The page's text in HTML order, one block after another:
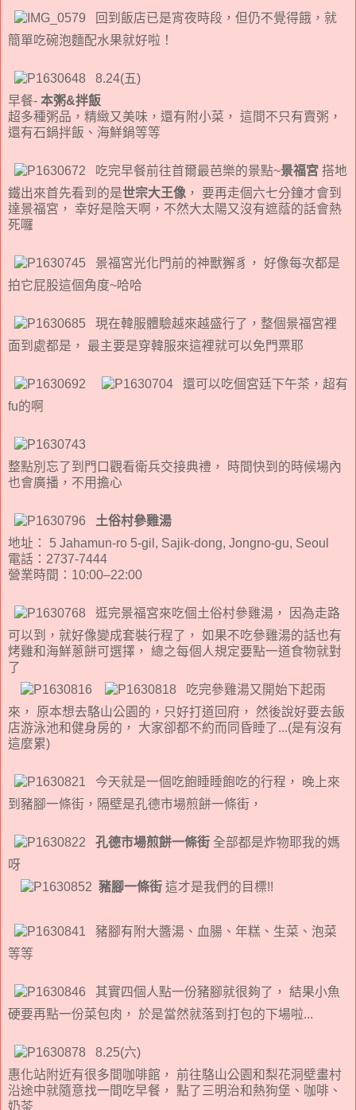
回到飯店已是宵夜時段，但仍不覺得餓，就
簡單吃碗泡麵配水果就好啦！
8.24(五)
早餐- 本粥&拌飯
超多種粥品，精緻又美味，還有附小菜， 這間不只有賣粥，
還有石鍋拌飯、海鮮鍋等等
吃完早餐前往首爾最芭樂的景點~景福宮 搭地
鐵出來首先看到的是世宗大王像 ， 要再走個六七分鐘才會到
達景福宮， 幸好是陰天啊，不然大太陽又沒有遮蔭的話會熱
死囉
景福宮光化門前的神獸獬豸， 好像每次都是
拍它屁股這個角度~哈哈
現在韓服體驗越來越盛行了，整個景福宮裡
面到處都是， 最主要是穿韓服來這裡就可以免門票耶
還可以吃個宮廷下午茶，超有
fu的啊
整點別忘了到門口觀看衛兵交接典禮， 時間快到的時候場內
也會廣播，不用擔心
土俗村參雞湯
地址： 5 Jahamun-ro 5-gil, Sajik-dong, Jongno-gu, Seoul
電話：2737-7444
營業時間：10:00–22:00
逛完景福宮來吃個土俗村參雞湯， 因為走路
可以到，就好像變成套裝行程了， 如果不吃參雞湯的話也有
烤雞和海鮮蔥餅可選擇， 總之每個人規定要點一道食物就對
了
吃完參雞湯又開始下起雨
來， 原本想去駱山公園的，只好打道回府， 然後說好要去飯
店游泳池和健身房的， 大家卻都不約而同昏睡了...(是有沒有
這麼累)
今天就是一個吃飽睡睡飽吃的行程， 晚上來
到豬腳一條街，隔壁是孔德市場煎餅一條街，
孔德市場煎餅一條街 全部都是炸物耶我的媽
呀
豬腳一條街 這才是我們的目標!!
豬腳有附大醬湯、血腸、年糕、生菜、泡菜
等等
其實四個人點一份豬腳就很夠了， 結果小魚
硬要再點一份菜包肉， 於是當然就落到打包的下場啦...
8.25(六)
惠化站附近有很多間咖啡館， 前往駱山公園和梨花洞壁畫村
沿途中就隨意找一間吃早餐， 點了三明治和熱狗堡、咖啡、
奶茶